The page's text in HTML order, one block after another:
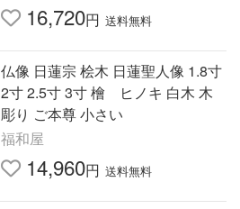
16,720円 送料無料
仏像 日蓮宗 桧木 日蓮聖人像 1.8寸
2寸 2.5寸 3寸 檜 ヒノキ 白木 木
彫り ご本尊 小さい
福和屋
14,960円 送料無料